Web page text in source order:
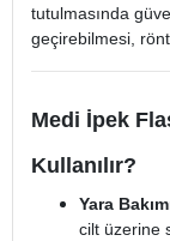
tutulmasında
geçirebilmesi,
Medi İpek
Kullanılır?
Yara
cilt üzerine